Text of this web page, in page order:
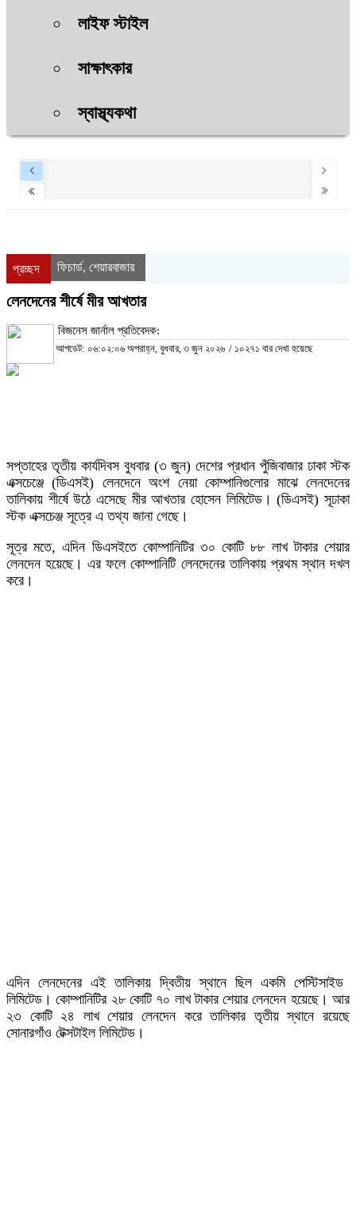
লাইফ স্টাইল
সাক্ষাৎকার
স্বাস্থ্যকথা
প্রচ্ছদ ফিচার্ড, শেয়ারবাজার
লেনদেনের শীর্ষে মীর আখতার
বিজনেস জার্নাল প্রতিবেদক:
আপডেট: ০৬:০২:০৬ অপরাহ্ন, বুধবার, ৩ জুন ২০২৬ / ১০২৭১ বার দেখা হয়েছে
সপ্তাহের তৃতীয় কার্যদিবস বুধবার (৩ জুন) দেশের প্রধান পুঁজিবাজার ঢাকা স্টক
এক্সচেঞ্জে (ডিএসই) লেনদেনে অংশ নেয়া কোম্পানিগুলোর মাঝে লেনদেনের
তালিকায় শীর্ষে উঠে এসেছে মীর আখতার হোসেন লিমিটেড। (ডিএসই) সূঢাকা
স্টক এক্সচেঞ্জ সূত্রে এ তথ্য জানা গেছে।
সূত্র মতে, এদিন ডিএসইতে কোম্পানিটির ৩০ কোটি ৮৮ লাখ টাকার শেয়ার
লেনদেন হয়েছে। এর ফলে কোম্পানিটি লেনদেনের তালিকায় প্রথম স্থান দখল
করে।
এদিন লেনদেনের এই তালিকায় দ্বিতীয় স্থানে ছিল একমি পেস্টিসাইড
লিমিটেড। কোম্পানিটির ২৮ কোটি ৭০ লাখ টাকার শেয়ার লেনদেন হয়েছে। আর
২৩ কোটি ২৪ লাখ শেয়ার লেনদেন করে তালিকার তৃতীয় স্থানে রয়েছে
সোনারগাঁও টেক্সটাইল লিমিটেড।